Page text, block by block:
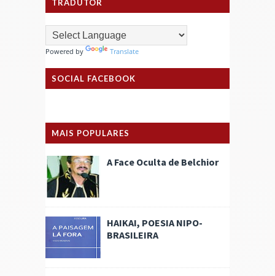
TRADUTOR
Powered by Translate
SOCIAL FACEBOOK
MAIS POPULARES
A Face Oculta de Belchior
HAIKAI, POESIA NIPO-
BRASILEIRA